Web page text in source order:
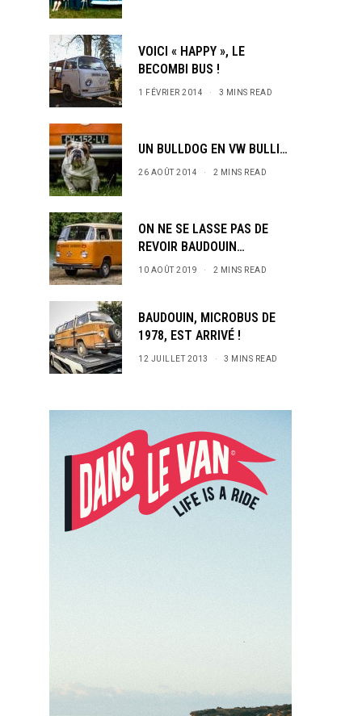
VOICI « HAPPY », LE
BECOMBI BUS !
1 FÉVRIER 2014 3 MINS READ
UN BULLDOG EN VW BULLI…
26 AOÛT 2014 2 MINS READ
ON NE SE LASSE PAS DE
REVOIR BAUDOUIN…
10 AOÛT 2019 2 MINS READ
BAUDOUIN, MICROBUS DE
1978, EST ARRIVÉ !
12 JUILLET 2013 3 MINS READ